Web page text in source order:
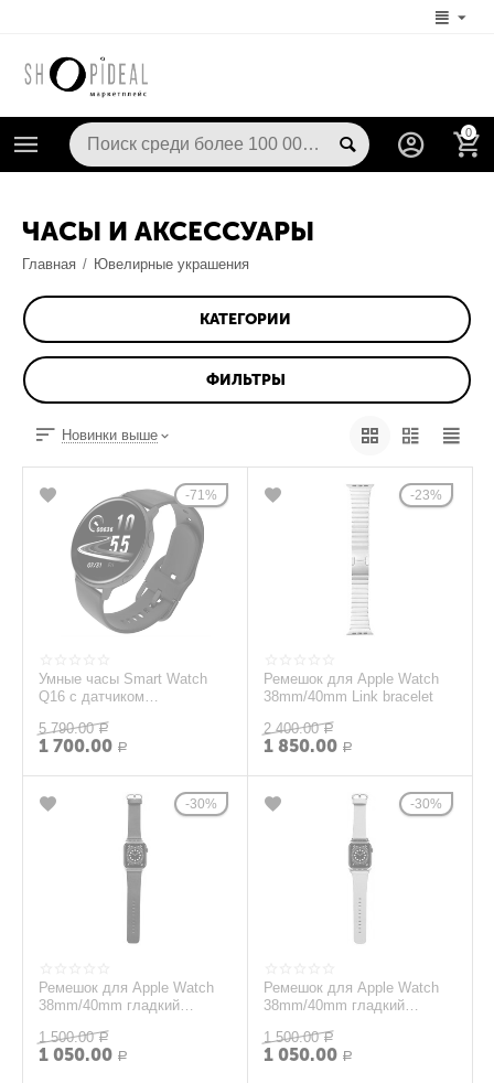
0
ЧАСЫ И АКСЕССУАРЫ
Главная / Ювелирные украшения
КАТЕГОРИИ
ФИЛЬТРЫ
Новинки выше
71%
Умные часы Smart Watch
Q16 с датчиком
5 790.00 Р
1 700.00 Р
23%
Ремешок для Apple Watch
38mm/40mm Link bracelet
2 400.00 Р
1 850.00 Р
30%
Ремешок для Apple Watch
38mm/40mm гладкий
1 500.00 Р
1 050.00 Р
30%
Ремешок для Apple Watch
38mm/40mm гладкий
1 500.00 Р
1 050.00 Р